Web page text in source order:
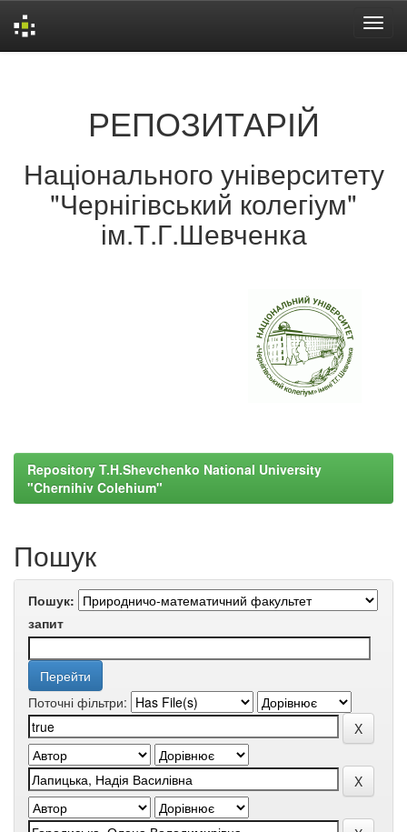
РЕПОЗИТАРІЙ
Національного університету
"Чернігівський колегіум"
ім.Т.Г.Шевченка
Repository T.H.Shevchenko National University
"Chernihiv Colehium"
Пошук
Пошук:
запит
Поточні фільтри: